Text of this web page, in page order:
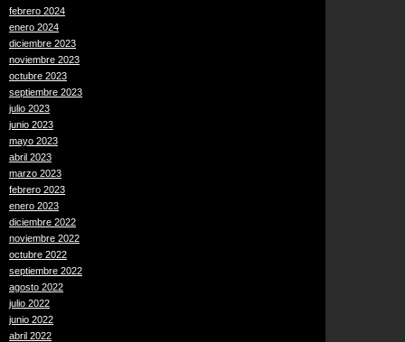
febrero 2024
enero 2024
diciembre 2023
noviembre 2023
octubre 2023
septiembre 2023
julio 2023
junio 2023
mayo 2023
abril 2023
marzo 2023
febrero 2023
enero 2023
diciembre 2022
noviembre 2022
octubre 2022
septiembre 2022
agosto 2022
julio 2022
junio 2022
abril 2022